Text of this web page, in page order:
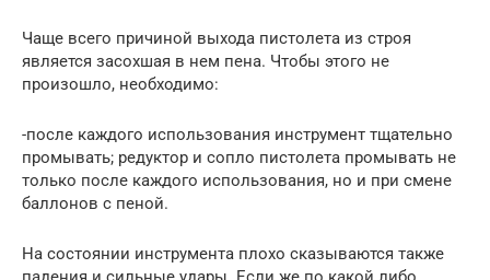
Чаще всего причиной выхода пистолета из строя
является засохшая в нем пена. Чтобы этого не
произошло, необходимо:
-после каждого использования инструмент тщательно
промывать; редуктор и сопло пистолета промывать не
только после каждого использования, но и при смене
баллонов с пеной.
На состоянии инструмента плохо сказываются также